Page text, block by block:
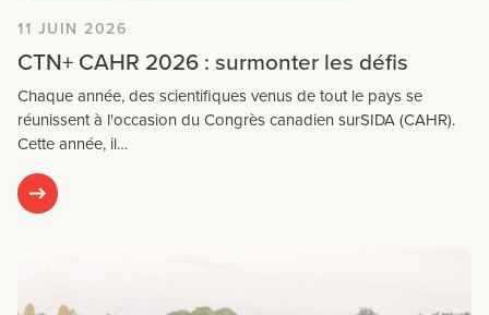
11 JUIN 2026
CTN+ CAHR 2026 : surmonter les défis
Chaque année, des scientifiques venus de tout le pays se
réunissent à l'occasion du Congrès canadien surSIDA (CAHR).
Cette année, il…